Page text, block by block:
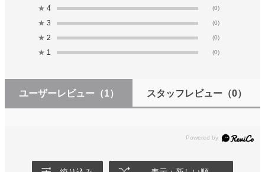
★ 4 (0)
★ 3 (0)
★ 2 (0)
★ 1 (0)
ユーザーレビュー （1） スタッフレビュー（0）